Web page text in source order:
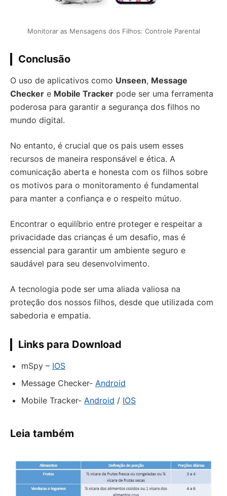
Monitorar as Mensagens dos Filhos: Controle Parental
Conclusão
O uso de aplicativos como Unseen, Message
Checker e Mobile Tracker pode ser uma ferramenta
poderosa para garantir a segurança dos filhos no
mundo digital.
No entanto, é crucial que os pais usem esses
recursos de maneira responsável e ética. A
comunicação aberta e honesta com os filhos sobre
os motivos para o monitoramento é fundamental
para manter a confiança e o respeito mútuo.
Encontrar o equilíbrio entre proteger e respeitar a
privacidade das crianças é um desafio, mas é
essencial para garantir um ambiente seguro e
saudável para seu desenvolvimento.
A tecnologia pode ser uma aliada valiosa na
proteção dos nossos filhos, desde que utilizada com
sabedoria e empatia.
Links para Download
mSpy – IOS
Message Checker- Android
Mobile Tracker- Android / IOS
Leia também